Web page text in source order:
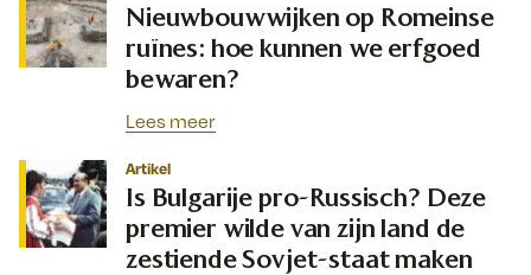
Nieuwbouwwijken op Romeinse
ruïnes: hoe kunnen we erfgoed
bewaren?
Lees meer
Artikel
Is Bulgarije pro-Russisch? Deze
premier wilde van zijn land de
zestiende Sovjet-staat maken